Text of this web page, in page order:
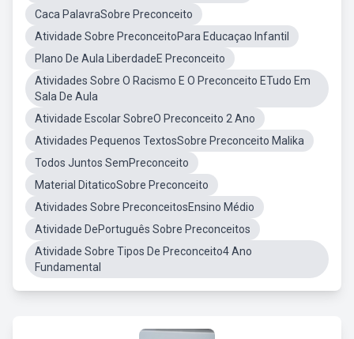
Caca PalavraSobre Preconceito
Atividade Sobre PreconceitoPara Educaçao Infantil
Plano De Aula LiberdadeE Preconceito
Atividades Sobre O Racismo E O Preconceito ETudo Em
Sala De Aula
Atividade Escolar SobreO Preconceito 2 Ano
Atividades Pequenos TextosSobre Preconceito Malika
Todos Juntos SemPreconceito
Material DitaticoSobre Preconceito
Atividades Sobre PreconceitosEnsino Médio
Atividade DePortuguês Sobre Preconceitos
Atividade Sobre Tipos De Preconceito4 Ano
Fundamental